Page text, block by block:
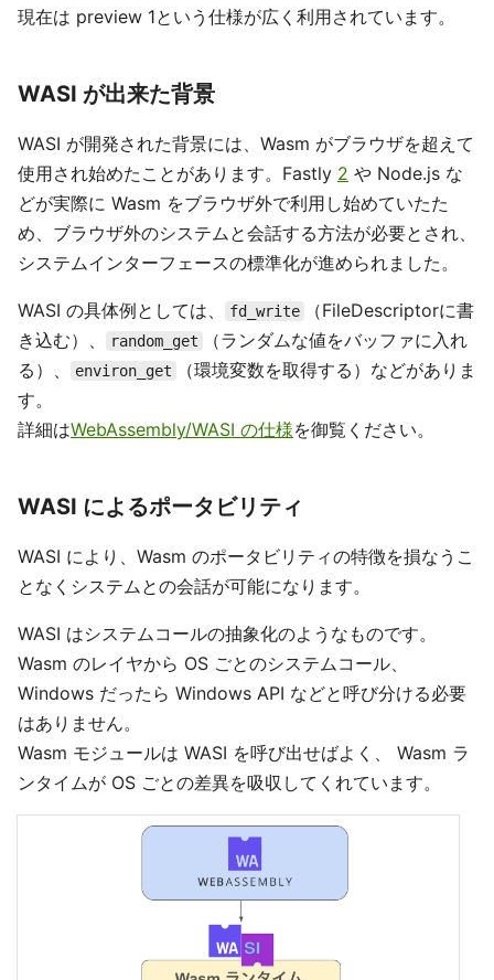
現在は preview 1という仕様が広く利用されています。
WASI が出来た背景
WASI が開発された背景には、Wasm がブラウザを超えて
使用され始めたことがあります。Fastly 2 や Node.js な
どが実際に Wasm をブラウザ外で利用し始めていたた
め、ブラウザ外のシステムと会話する方法が必要とされ、
システムインターフェースの標準化が進められました。
WASI の具体例としては、 fd_write
（FileDescriptorに書
き込む）、
random_get
（ランダムな値をバッファに入れ
る）、
environ_get
（環境変数を取得する）などがありま
す。
詳細はWebAssembly/WASI の仕様を御覧ください。
WASI によるポータビリティ
WASI により、Wasm のポータビリティの特徴を損なうこ
となくシステムとの会話が可能になります。
WASI はシステムコールの抽象化のようなものです。
Wasm のレイヤから OS ごとのシステムコール、
Windows だったら Windows API などと呼び分ける必要
はありません。
Wasm モジュールは WASI を呼び出せばよく、 Wasm ラ
ンタイムが OS ごとの差異を吸収してくれています。